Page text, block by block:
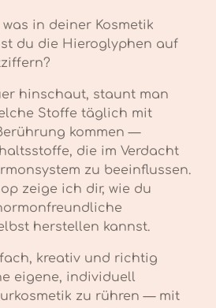
in deiner Kosmetik
du die Hieroglyphen auf
hinschaut, staunt man
Stoffe täglich mit
kommen —
die im Verdacht
zu beeinflussen.
zeige ich dir, wie du
herstellen kannst.
kreativ und richtig
eigene, individuell
zu rühren — mit